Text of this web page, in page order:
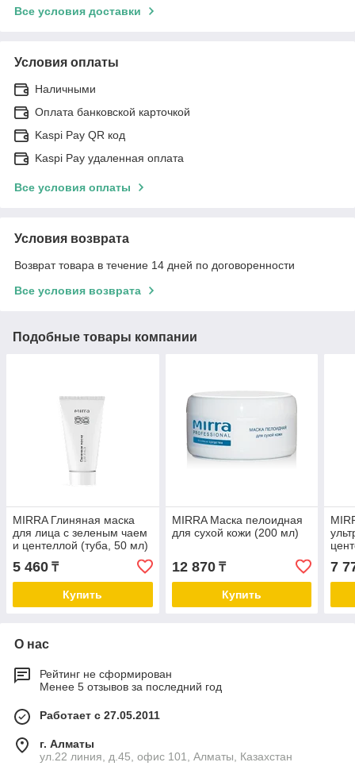
Все условия доставки
Условия оплаты
Наличными
Оплата банковской карточкой
Kaspi Pay QR код
Kaspi Pay удаленная оплата
Все условия оплаты
Условия возврата
Возврат товара в течение 14 дней по договоренности
Все условия возврата
Подобные товары компании
MIRRA Глиняная маска
для лица с зеленым чаем
и центеллой (туба, 50 мл)
5 460 ₸
Купить
MIRRA Маска пелоидная
для сухой кожи (200 мл)
12 870₸
Купить
7
О нас
Рейтинг не сформирован
Менее 5 отзывов за последний год
Работает с 27.05.2011
г. Алматы
ул.22 линия, д.45, офис 101, Алматы, Казахстан